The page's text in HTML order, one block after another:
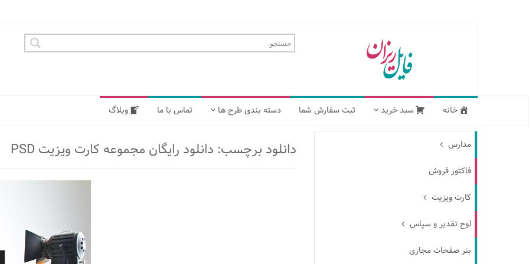
خانه سبد خرید ثبت سفارش شما دسته بندی طرح ها تماس با ما وبلاگ
دانلود برچسب: دانلود رایگان مجموعه کارت ویزیت PSD
مدارس
فاکتور فروش
کارت ویزیت
لوح تقدیر و سپاس
بنر صفحات مجازی